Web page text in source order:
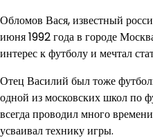
Обломов Вася, известный
июня 1992 года в городе
интерес к футболу и мечтал
Отец Василий был тоже
одной из московских школ по
всегда проводил много
усваивал технику игры.